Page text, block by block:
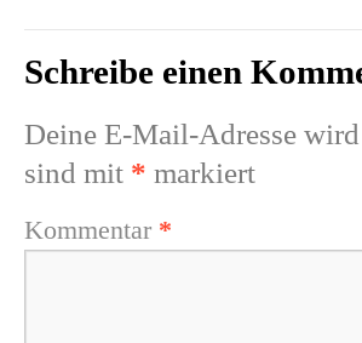
Schreibe einen
Deine E-Mail-Adresse
sind mit * markiert
Kommentar *